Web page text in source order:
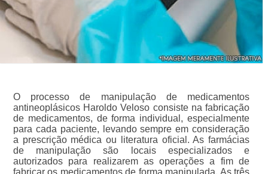
O processo de manipulação de medicamentos
antineoplásicos Haroldo Veloso consiste na fabricação
de medicamentos, de forma individual, especialmente
para cada paciente, levando sempre em consideração
a prescrição médica ou literatura oficial. As farmácias
de manipulação são locais especializados e
autorizados para realizarem as operações a fim de
fabricar os medicamentos de forma manipulada. As três